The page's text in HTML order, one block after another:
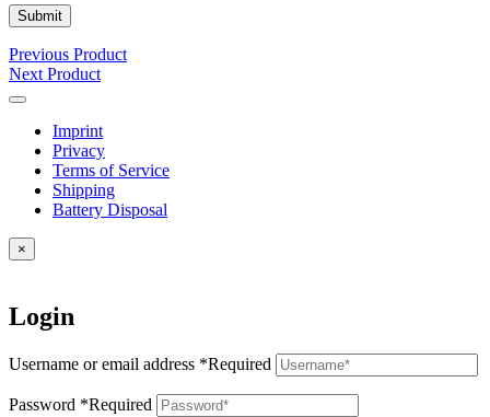
Previous Product
Next Product
Imprint
Privacy
Terms of Service
Shipping
Battery Disposal
×
Login
Username or email address *Required
Password *Required